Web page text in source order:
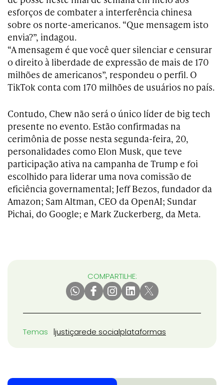
esforços de combater a interferência chinesa
sobre os norte-americanos. “Que mensagem isto
envia?”, indagou.
“A mensagem é que você quer silenciar e censurar
o direito à liberdade de expressão de mais de 170
milhões de americanos”, respondeu o perfil. O
TikTok conta com 170 milhões de usuários no país.
Contudo, Chew não será o único líder de big tech
presente no evento. Estão confirmadas na
cerimônia de posse nesta segunda-feira, 20,
personalidades como Elon Musk, que teve
participação ativa na campanha de Trump e foi
escolhido para liderar uma nova comissão de
eficiência governamental; Jeff Bezos, fundador da
Amazon; Sam Altman, CEO da OpenAI; Sundar
Pichai, do Google; e Mark Zuckerberg, da Meta.
COMPARTILHE:
Temas justiçarede socialplataformas